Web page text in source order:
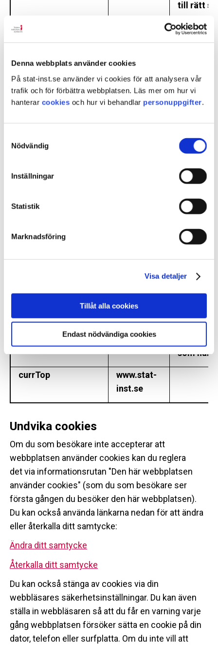
Denna webbplats använder cookies
På stat-inst.se använder vi cookies för att analysera vår
trafik och för förbättra webbplatsen. Läs mer om hur vi
hanterar cookies och hur vi behandlar personuppgifter.
Nödvändig
Inställningar
Statistik
Marknadsföring
Visa detaljer
Tillåt alla cookies
Endast nödvändiga cookies
till rätt
av ett
är värd
alltid.
www.stat-
inst.se
som
Används
att spåra
av deras
CookieConsent Cookiebot
Indikerar
för
Samlar
som har
currTop
www.stat-
inst.se
Undvika cookies
Om du som besökare inte accepterar att
webbplatsen använder cookies kan du reglera
det via informationsrutan "Den här webbplatsen
använder cookies" (som du som besökare ser
första gången du besöker den här webbplatsen).
Du kan också använda länkarna nedan för att ändra
eller återkalla ditt samtycke:
Ändra ditt samtycke
Återkalla ditt samtycke
Du kan också stänga av cookies via din
webbläsares säkerhetsinställningar. Du kan även
ställa in webbläsaren så att du får en varning varje
gång webbplatsen försöker sätta en cookie på din
dator, telefon eller surfplatta. Om du inte vill att